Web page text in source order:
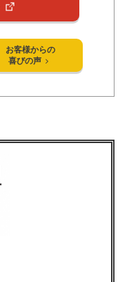
お客様からの
喜びの声